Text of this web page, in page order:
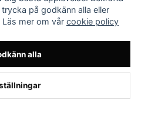
i
på godkänn alla eller
Läs mer om vår cookie policy
alla